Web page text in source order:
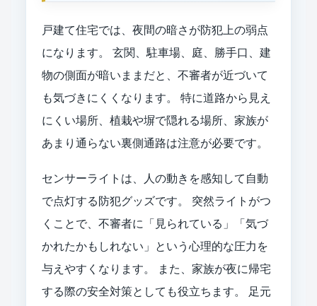
戸建て住宅では、夜間の暗さが防犯上の弱点
になります。 玄関、駐車場、庭、勝手口、建
物の側面が暗いままだと、不審者が近づいて
も気づきにくくなります。 特に道路から見え
にくい場所、植栽や塀で隠れる場所、家族が
あまり通らない裏側通路は注意が必要です。
センサーライトは、人の動きを感知して自動
で点灯する防犯グッズです。 突然ライトがつ
くことで、不審者に「見られている」「気づ
かれたかもしれない」という心理的な圧力を
与えやすくなります。 また、家族が夜に帰宅
する際の安全対策としても役立ちます。 足元